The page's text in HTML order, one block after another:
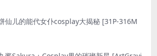
仙儿的能代女仆cosplay大揭秘 [31P-316M